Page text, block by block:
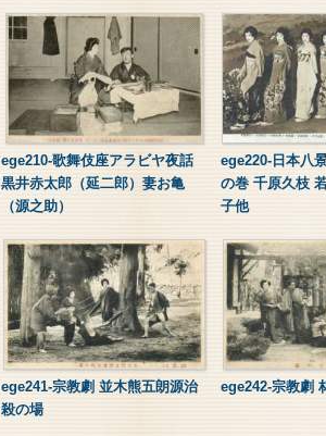
ege210-歌舞伎座アラビヤ夜話
黒井赤太郎（延二郎）妻お亀
（源之助）
ege220-日本八
の巻 千原久枝
子他
ege241-宗教劇 並木熊五朗源治
殺の場
ege242-宗教劇